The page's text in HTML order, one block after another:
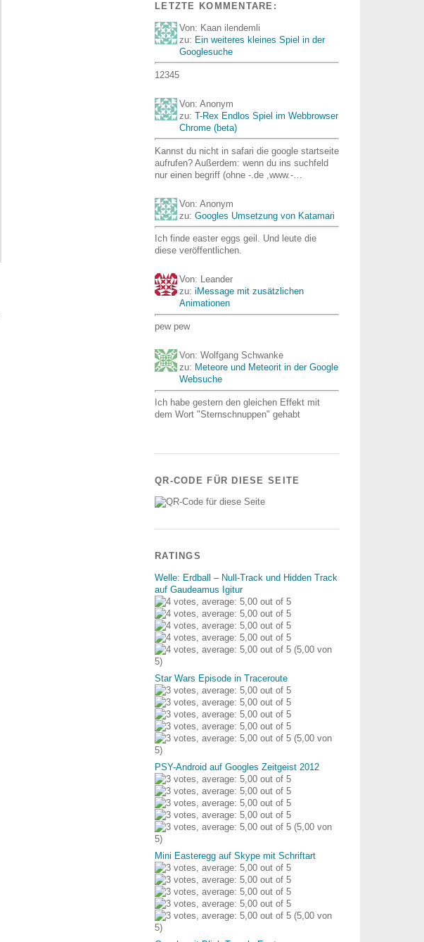
LETZTE KOMMENTARE:
Von: Kaan ilendemli
zu: Ein weiteres kleines Spiel in der
Googlesuche
12345
Von: Anonym
zu: T-Rex Endlos Spiel im Webbrowser
Chrome (beta)
Kannst du nicht in safari die google startseite
aufrufen? Außerdem: wenn du ins suchfeld
nur einen begriff (ohne -.de ,www.-…
Von: Anonym
zu: Googles Umsetzung von Katamari
Ich finde easter eggs geil. Und leute die
diese veröffentlichen.
Von: Leander
zu: iMessage mit zusätzlichen
Animationen
pew pew
Von: Wolfgang Schwanke
zu: Meteore und Meteorit in der Google
Websuche
Ich habe gestern den gleichen Effekt mit
dem Wort "Sternschnuppen" gehabt
QR-CODE FÜR DIESE SEITE
RATINGS
Welle: Erdball – Null-Track und Hidden Track
auf Gaudeamus Igitur
(5,00 von
5)
Star Wars Episode in Traceroute
(5,00 von
5)
PSY-Android auf Googles Zeitgeist 2012
(5,00 von
5)
Mini Easteregg auf Skype mit Schriftart
(5,00 von
5)